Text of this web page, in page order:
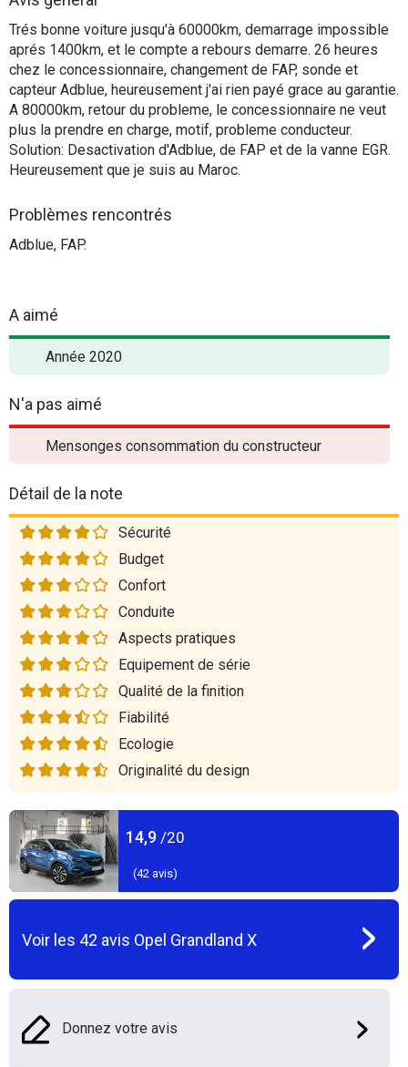
Marques
Trés bonne voiture jusqu'à 60000km, demarrage impossible
aprés 1400km, et le compte a rebours demarre. 26 heures
chez le concessionnaire, changement de FAP, sonde et
capteur Adblue, heureusement j'ai rien payé grace au garantie.
A 80000km, retour du probleme, le concessionnaire ne veut
plus la prendre en charge, motif, probleme conducteur.
Solution: Desactivation d'Adblue, de FAP et de la vanne EGR.
Heureusement que je suis au Maroc.
Problèmes rencontrés
Adblue, FAP.
A aimé
Année 2020
N'a pas aimé
Mensonges consommation du constructeur
Détail de la note
Sécurité
Budget
Confort
Conduite
Aspects pratiques
Equipement de série
Qualité de la finition
Fiabilité
Ecologie
Originalité du design
14,9 /20
(42 avis)
Voir les 42 avis Opel Grandland X
Donnez votre avis